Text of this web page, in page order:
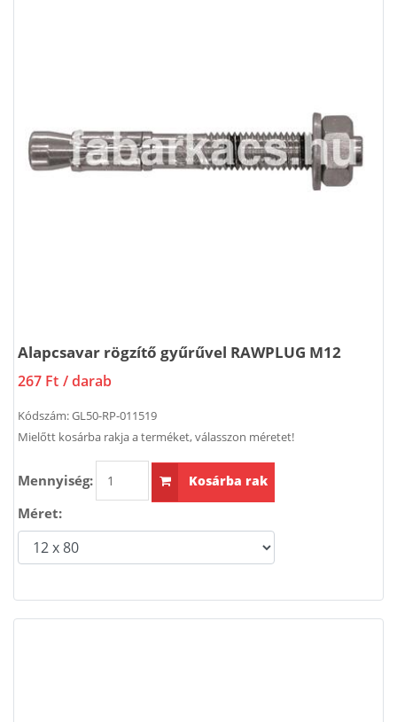
Alapcsavar rögzítő gyűrűvel RAWPLUG M12
267 Ft / darab
Kódszám:GL50-RP-011519
Mielőtt kosárba rakja a terméket, válasszon méretet!
Mennyiség: Kosárba rak
Méret: